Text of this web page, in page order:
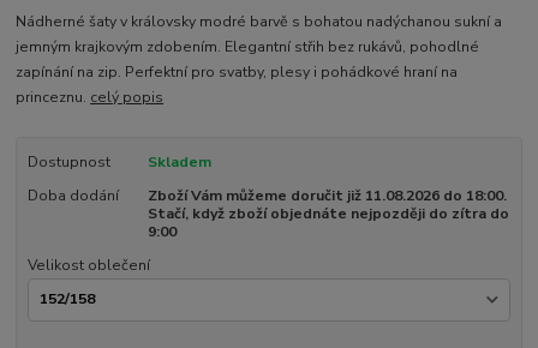
Nádherné šaty v královsky modré barvě s bohatou nadýchanou sukní a
jemným krajkovým zdobením. Elegantní střih bez rukávů, pohodlné
zapínání na zip. Perfektní pro svatby, plesy i pohádkové hraní na
princeznu. celý popis
Dostupnost
Skladem
Doba dodání
Zboží Vám můžeme doručit již 11.08.2026 do 18:00.
Stačí, když zboží objednáte nejpozději do zítra do
9:00
Velikost oblečení